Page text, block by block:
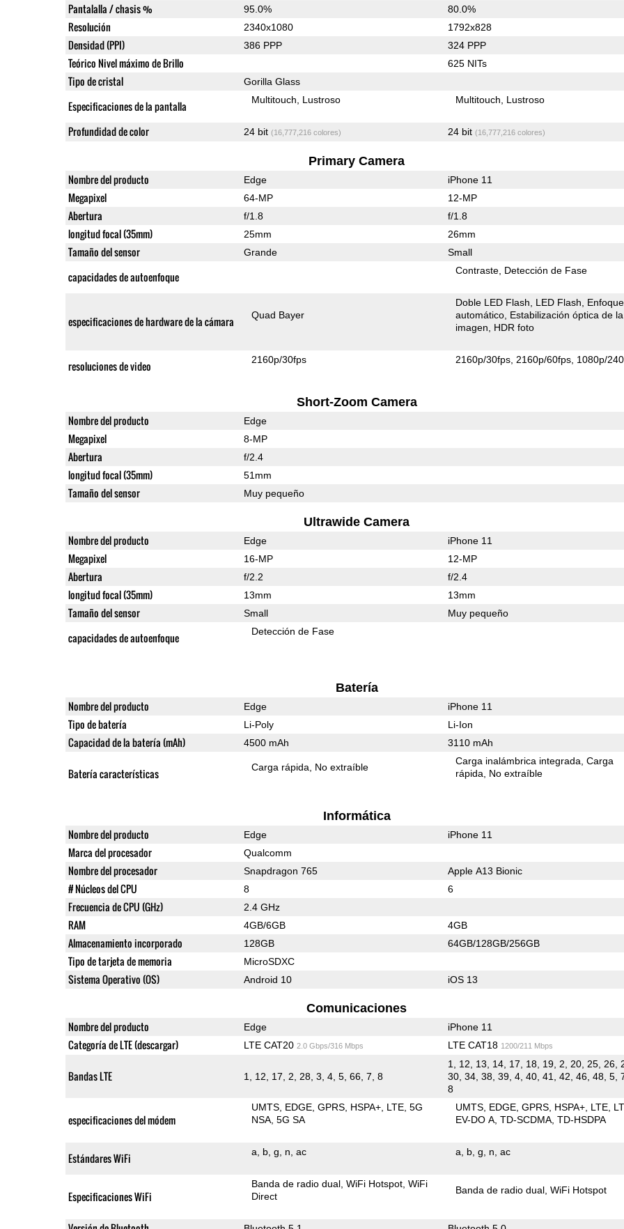
Pantalalla / chasis % 95.0% 80.0%
Resolución 2340x1080 1792x828
Densidad (PPI) 386 PPP 324 PPP
Teórico Nivel máximo de Brillo 625 NITs
Tipo de cristal Gorilla Glass
Especificaciones de la pantalla Multitouch Lustroso Multitouch Lustroso
Profundidad de color 24 bit (16,777,216 colores) 24 bit (16,777,216 colores)
Primary Camera
Nombre del producto Edge iPhone 11
Megapixel 64-MP 12-MP
Abertura f/1.8 f/1.8
longitud focal (35mm) 25mm 26mm
Tamaño del sensor Grande Small
capacidades de autoenfoque Contraste Detección de Fase
especificaciones de hardware de la cámara Quad Bayer
Doble LED Flash LED Flash
Enfoque
automático Estabilización óptica de la
imagen
HDR foto
resoluciones de video 2160p/30fps 2160p/30fps 2160p/60fps 1080p/
Short-Zoom Camera
Nombre del producto Edge
Megapixel 8-MP
Abertura f/2.4
longitud focal (35mm) 51mm
Tamaño del sensor Muy pequeño
Ultrawide Camera
Nombre del producto Edge iPhone 11
Megapixel 16-MP 12-MP
Abertura f/2.2 f/2.4
longitud focal (35mm) 13mm 13mm
Tamaño del sensor Small Muy pequeño
capacidades de autoenfoque Detección de Fase
Batería
Nombre del producto Edge iPhone 11
Tipo de batería Li-Poly Li-Ion
Capacidad de la batería (mAh) 4500 mAh 3110 mAh
Batería características Carga rápida No extraíble
Carga inalámbrica integrada Carga
rápida
No extraíble
Informática
Nombre del producto Edge iPhone 11
Marca del procesador Qualcomm
Nombre del procesador Snapdragon 765 Apple A13 Bionic
# Núcleos del CPU 8 6
Frecuencia de CPU (GHz) 2.4 GHz
RAM 4GB/6GB 4GB
Almacenamiento incorporado 128GB 64GB/128GB/256GB
Tipo de tarjeta de memoria MicroSDXC
Sistema Operativo (OS) Android 10 iOS 13
Comunicaciones
Nombre del producto Edge iPhone 11
Categoría de LTE (descargar) LTE CAT20 2.0 Gbps/316 Mbps LTE CAT18 1200/211 Mbps
Bandas LTE 1, 12, 17, 2, 28, 3, 4, 5, 66, 7, 8
1, 12, 13, 14, 17, 18, 19, 2, 20, 25, 26,
30, 34, 38, 39, 4, 40, 41, 42, 46, 48, 5,
8
especificaciones del módem
UMTS EDGE GPRS HSPA+ LTE 5G
NSA 5G SA
UMTS EDGE GPRS HSPA+ LTE
EV-DO A TD-SCDMA TD-HSDPA
Estándares WiFi a b g n ac a b g n ac
Especificaciones WiFi
Banda de radio dual WiFi Hotspot WiFi
Direct
Banda de radio dual WiFi Hotspot